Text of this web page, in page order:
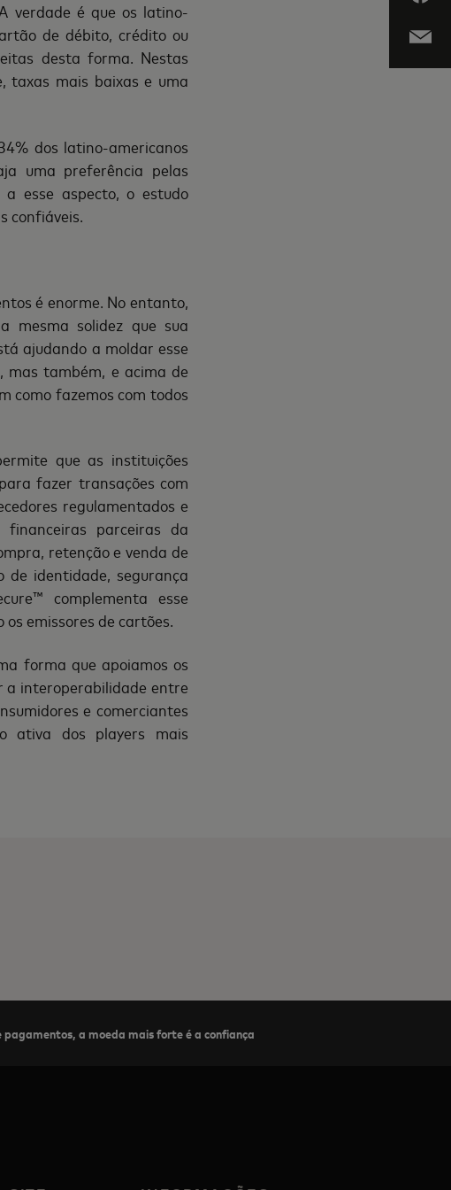
verdade é que os latino-
de débito, crédito ou
desta forma. Nestas
taxas mais baixas e uma
dos latino-americanos
uma preferência pelas
esse aspecto, o estudo
confiáveis.
é enorme. No entanto,
mesma solidez que sua
áajudando a moldar esse
mas também, e acima de
como fazemos com todos
que as instituições
fazer transações com
regulamentados e
parceiras da
retenção e venda de
de identidade, segurança
™ complementa esse
emissores de cartões.
forma que apoiamos os
a interoperabilidade entre
e comerciantes
ativa dos players mais
pagamentos, a moeda mais forte é a confiança